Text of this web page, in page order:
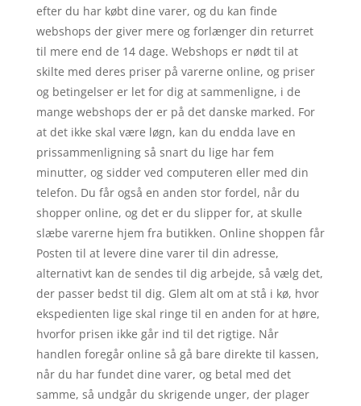
efter du har købt dine varer, og du kan finde
webshops der giver mere og forlænger din returret
til mere end de 14 dage. Webshops er nødt til at
skilte med deres priser på varerne online, og priser
og betingelser er let for dig at sammenligne, i de
mange webshops der er på det danske marked. For
at det ikke skal være løgn, kan du endda lave en
prissammenligning så snart du lige har fem
minutter, og sidder ved computeren eller med din
telefon. Du får også en anden stor fordel, når du
shopper online, og det er du slipper for, at skulle
slæbe varerne hjem fra butikken. Online shoppen får
Posten til at levere dine varer til din adresse,
alternativt kan de sendes til dig arbejde, så vælg det,
der passer bedst til dig. Glem alt om at stå i kø, hvor
ekspedienten lige skal ringe til en anden for at høre,
hvorfor prisen ikke går ind til det rigtige. Når
handlen foregår online så gå bare direkte til kassen,
når du har fundet dine varer, og betal med det
samme, så undgår du skrigende unger, der plager